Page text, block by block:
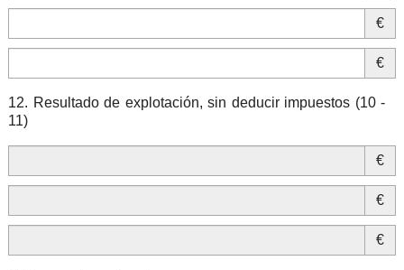
€
€
12. Resultado de explotación, sin deducir impuestos (10 -
11)
€
€
€